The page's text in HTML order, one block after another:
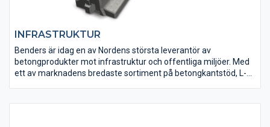
INFRASTRUKTUR
Benders är idag en av Nordens största leverantör av
betongprodukter mot infrastruktur och offentliga miljöer. Med
ett av marknadens bredaste sortiment på betongkantstöd, L-